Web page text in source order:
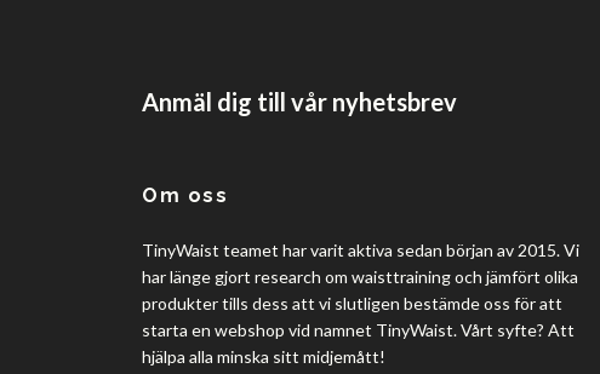
Anmäl dig till vår nyhetsbrev
Om oss
TinyWaist teamet har varit aktiva sedan början av 2015. Vi
har länge gjort research om waisttraining och jämfört olika
produkter tills dess att vi slutligen bestämde oss för att
starta en webshop vid namnet TinyWaist. Vårt syfte? Att
hjälpa alla minska sitt midjemått!